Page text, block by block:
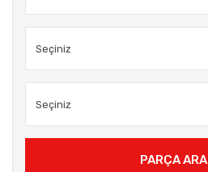
PARÇA ARA